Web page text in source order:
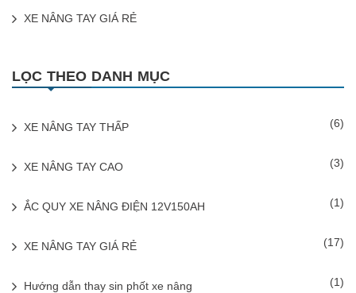
XE NÂNG TAY GIÁ RẺ
LỌC THEO DANH MỤC
XE NÂNG TAY THẤP (6)
XE NÂNG TAY CAO (3)
ẮC QUY XE NÂNG ĐIỆN 12V150AH (1)
XE NÂNG TAY GIÁ RẺ (17)
Hướng dẫn thay sin phốt xe nâng (1)